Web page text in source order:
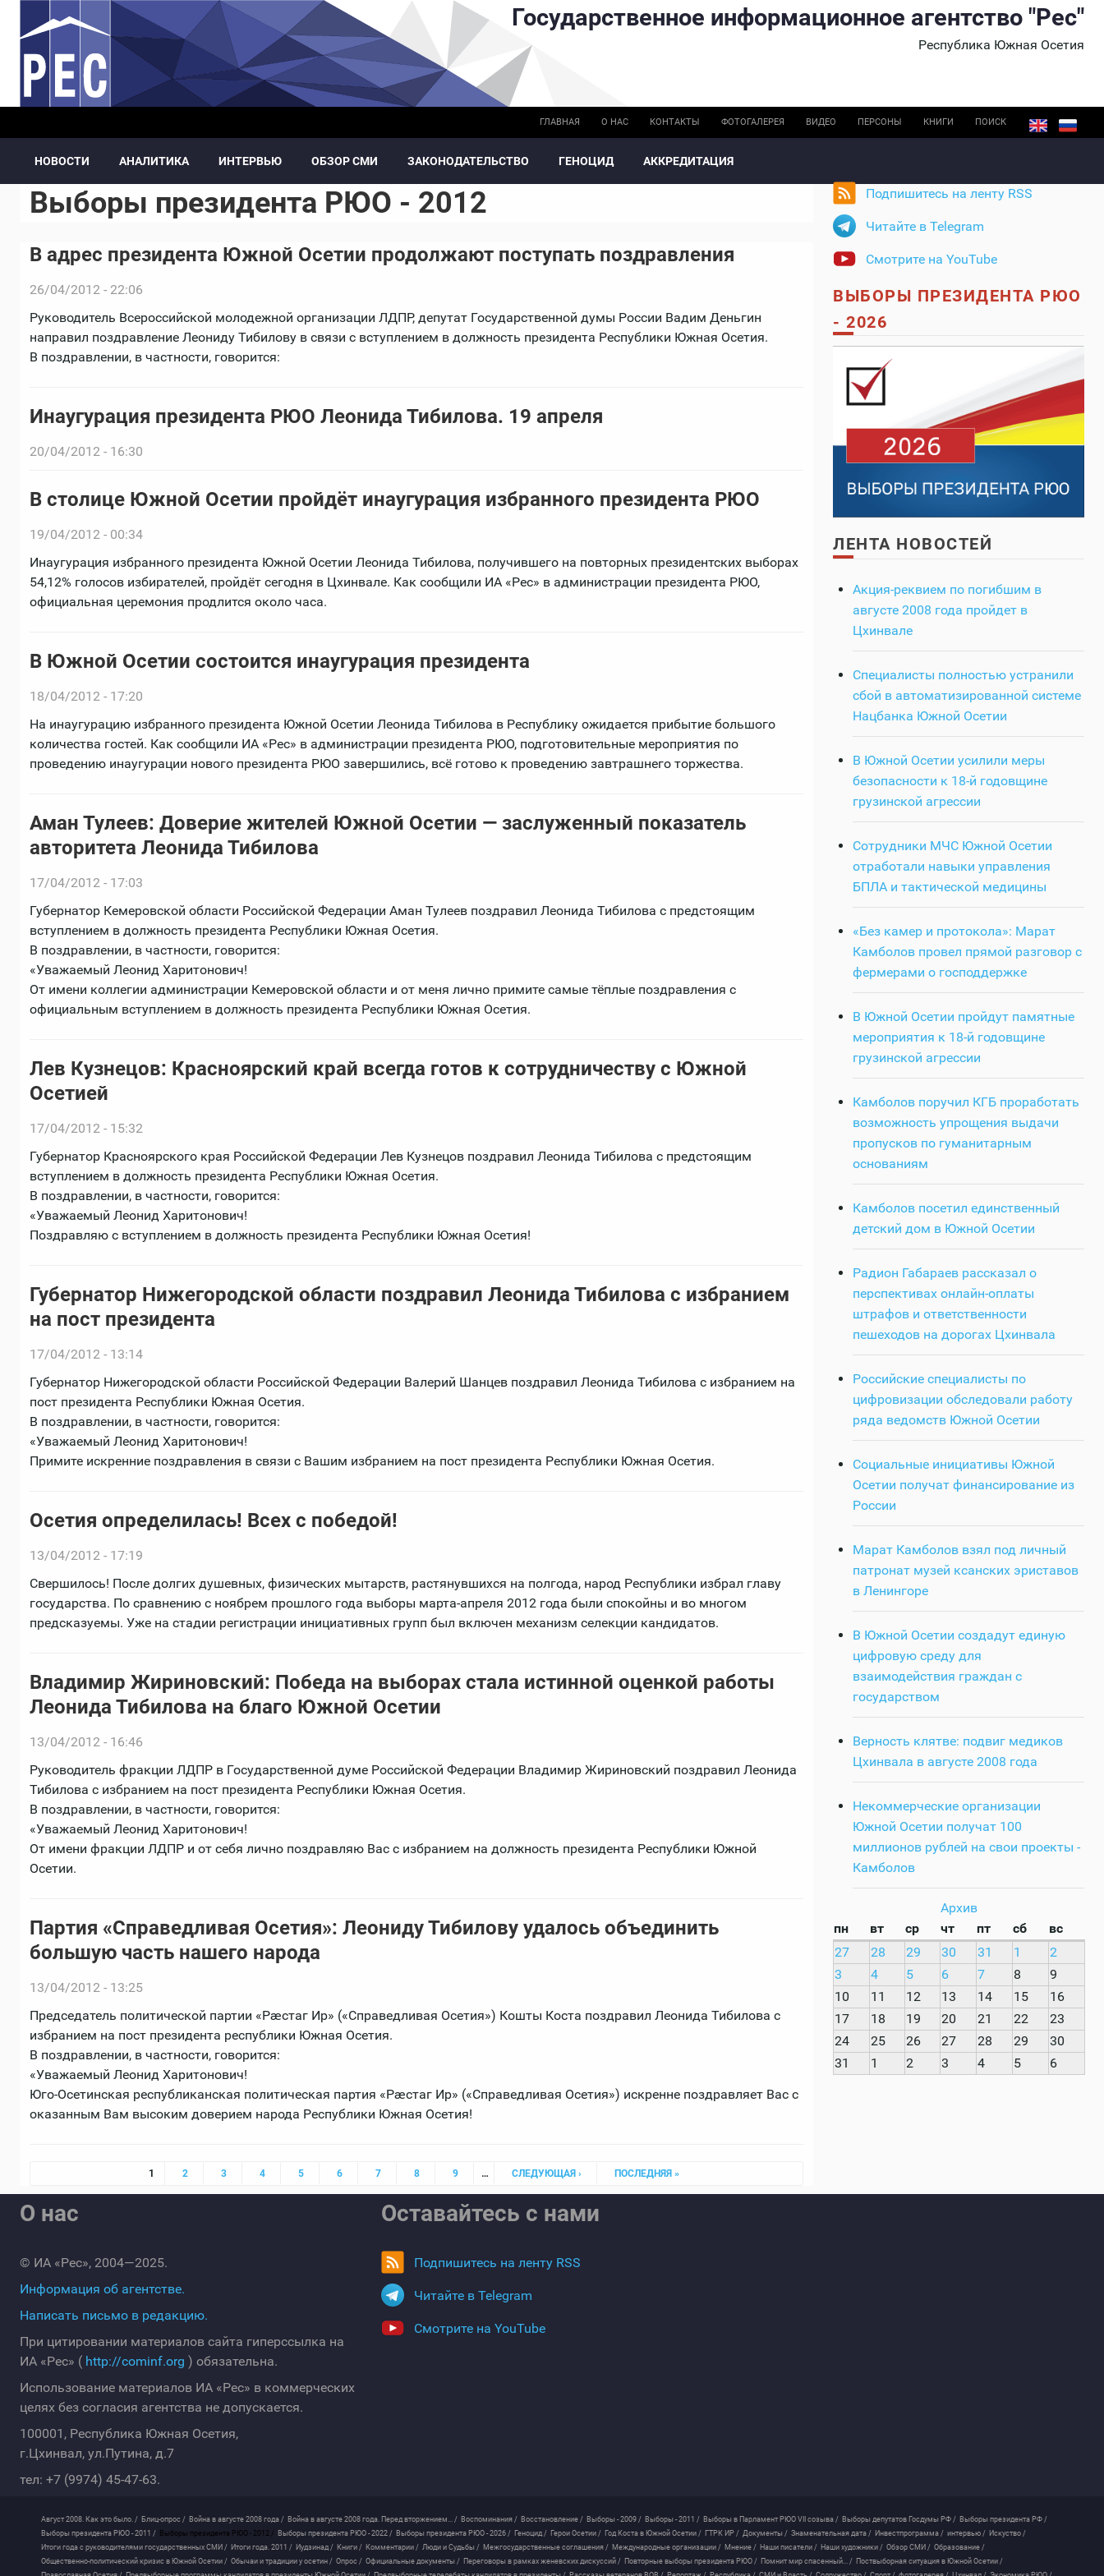
Перейти к основному содержанию Государственное информационное агентство "Рес"
Республика Южная Осетия
ГЛАВНАЯ О НАС КОНТАКТЫ ФОТОГАЛЕРЕЯ ВИДЕО ПЕРСОНЫ КНИГИ ПОИСК
НОВОСТИ АНАЛИТИКА ИНТЕРВЬЮ ОБЗОР СМИ ЗАКОНОДАТЕЛЬСТВО ГЕНОЦИД АККРЕДИТАЦИЯ
Выборы президента РЮО - 2012
В адрес президента Южной Осетии продолжают поступать поздравления
26/04/2012 - 22:06
Руководитель Всероссийской молодежной организации ЛДПР, депутат Государственной думы России Вадим Деньгин
направил поздравление Леониду Тибилову в связи с вступлением в должность президента Республики Южная Осетия.
В поздравлении, в частности, говорится:
Инаугурация президента РЮО Леонида Тибилова. 19 апреля
20/04/2012 - 16:30
В столице Южной Осетии пройдёт инаугурация избранного президента РЮО
19/04/2012 - 00:34
Инаугурация избранного президента Южной Осетии Леонида Тибилова, получившего на повторных президентских выборах
54,12% голосов избирателей, пройдёт сегодня в Цхинвале. Как сообщили ИА «Рес» в администрации президента РЮО,
официальная церемония продлится около часа.
В Южной Осетии состоится инаугурация президента
18/04/2012 - 17:20
На инаугурацию избранного президента Южной Осетии Леонида Тибилова в Республику ожидается прибытие большого
количества гостей. Как сообщили ИА «Рес» в администрации президента РЮО, подготовительные мероприятия по
проведению инаугурации нового президента РЮО завершились, всё готово к проведению завтрашнего торжества.
Аман Тулеев: Доверие жителей Южной Осетии — заслуженный показатель
авторитета Леонида Тибилова
17/04/2012 - 17:03
Губернатор Кемеровской области Российской Федерации Аман Тулеев поздравил Леонида Тибилова с предстоящим
вступлением в должность президента Республики Южная Осетия.
В поздравлении, в частности, говорится:
«Уважаемый Леонид Харитонович!
От имени коллегии администрации Кемеровской области и от меня лично примите самые тёплые поздравления с
официальным вступлением в должность президента Республики Южная Осетия.
Лев Кузнецов: Красноярский край всегда готов к сотрудничеству с Южной
Осетией
17/04/2012 - 15:32
Губернатор Красноярского края Российской Федерации Лев Кузнецов поздравил Леонида Тибилова с предстоящим
вступлением в должность президента Республики Южная Осетия.
В поздравлении, в частности, говорится:
«Уважаемый Леонид Харитонович!
Поздравляю с вступлением в должность президента Республики Южная Осетия!
Губернатор Нижегородской области поздравил Леонида Тибилова с избранием
на пост президента
17/04/2012 - 13:14
Губернатор Нижегородской области Российской Федерации Валерий Шанцев поздравил Леонида Тибилова с избранием на
пост президента Республики Южная Осетия.
В поздравлении, в частности, говорится:
«Уважаемый Леонид Харитонович!
Примите искренние поздравления в связи с Вашим избранием на пост президента Республики Южная Осетия.
Осетия определилась! Всех с победой!
13/04/2012 - 17:19
Свершилось! После долгих душевных, физических мытарств, растянувшихся на полгода, народ Республики избрал главу
государства. По сравнению с ноябрем прошлого года выборы марта-апреля 2012 года были спокойны и во многом
предсказуемы. Уже на стадии регистрации инициативных групп был включен механизм селекции кандидатов.
Владимир Жириновский: Победа на выборах стала истинной оценкой работы
Леонида Тибилова на благо Южной Осетии
13/04/2012 - 16:46
Руководитель фракции ЛДПР в Государственной думе Российской Федерации Владимир Жириновский поздравил Леонида
Тибилова с избранием на пост президента Республики Южная Осетия.
В поздравлении, в частности, говорится:
«Уважаемый Леонид Харитонович!
От имени фракции ЛДПР и от себя лично поздравляю Вас с избранием на должность президента Республики Южной
Осетии.
Партия «Справедливая Осетия»: Леониду Тибилову удалось объединить
большую часть нашего народа
13/04/2012 - 13:25
Председатель политической партии «Рæстаг Ир» («Справедливая Осетия») Кошты Коста поздравил Леонида Тибилова с
избранием на пост президента республики Южная Осетия.
В поздравлении, в частности, говорится:
«Уважаемый Леонид Харитонович!
Юго-Осетинская республиканская политическая партия «Рæстаг Ир» («Справедливая Осетия») искренне поздравляет Вас с
оказанным Вам высоким доверием народа Республики Южная Осетия!
1 2 3 4 5 6 7 8 9 … СЛЕДУЮЩАЯ › ПОСЛЕДНЯЯ »
Подпишитесь на ленту RSS
Читайте в Telegram
Смотрите на YouTube
ВЫБОРЫ ПРЕЗИДЕНТА РЮО
- 2026
ЛЕНТА НОВОСТЕЙ
Акция-реквием по погибшим в
августе 2008 года пройдет в
Цхинвале
Специалисты полностью устранили
сбой в автоматизированной системе
Нацбанка Южной Осетии
В Южной Осетии усилили меры
безопасности к 18-й годовщине
грузинской агрессии
Сотрудники МЧС Южной Осетии
отработали навыки управления
БПЛА и тактической медицины
«Без камер и протокола»: Марат
Камболов провел прямой разговор с
фермерами о господдержке
В Южной Осетии пройдут памятные
мероприятия к 18-й годовщине
грузинской агрессии
Камболов поручил КГБ проработать
возможность упрощения выдачи
пропусков по гуманитарным
основаниям
Камболов посетил единственный
детский дом в Южной Осетии
Радион Габараев рассказал о
перспективах онлайн-оплаты
штрафов и ответственности
пешеходов на дорогах Цхинвала
Российские специалисты по
цифровизации обследовали работу
ряда ведомств Южной Осетии
Социальные инициативы Южной
Осетии получат финансирование из
России
Марат Камболов взял под личный
патронат музей ксанских эриставов
в Ленингоре
В Южной Осетии создадут единую
цифровую среду для
взаимодействия граждан с
государством
Верность клятве: подвиг медиков
Цхинвала в августе 2008 года
Некоммерческие организации
Южной Осетии получат 100
миллионов рублей на свои проекты -
Камболов
Архив
пн
вт ср чт пт сб
вс
27
28 29 30 31 1
2
3
4 5 6 7 8
9
10
11 12 13 14 15
16
17
18 19 20 21 22
23
24
25 26 27 28 29
30
31
1 2 3 4 5 6
О нас
© ИА «Рес», 2004—2025.
Информация об агентстве.
Написать письмо в редакцию.
При цитировании материалов сайта гиперссылка на
ИА «Рес» ( http://cominf.org ) обязательна.
Использование материалов ИА «Рес» в коммерческих
целях без согласия агентства не допускается.
100001, Республика Южная Осетия,
г.Цхинвал, ул.Путина, д.7
тел: +7 (9974) 45-47-63.
Оставайтесь с нами
Подпишитесь на ленту RSS
Читайте в Telegram
Смотрите на YouTube
Август 2008. Как это было. / Блиц-опрос / Война в августе 2008 года / Война в августе 2008 года. Перед вторжением... / Воспоминания / Восстановление / Выборы - 2009 / Выборы - 2011 / Выборы в Парламент РЮО VII созыва / Выборы депутатов Госдумы РФ / Выборы президента РФ /
Выборы президента РЮО - 2011 / Выборы президента РЮО - 2012 / Выборы президента РЮО - 2022 / Выборы президента РЮО - 2026 / Геноцид / Герои Осетии / Год Коста в Южной Осетии / ГТРК ИР / Документы / Знаменательная дата / Инвестпрограмма / интервью / Искуство /
Итоги года с руководителями государственных СМИ / Итоги года. 2011 / Иудзинад / Книги / Комментарии / Люди и Судьбы / Межгосударственные соглашения / Международные организации / Мнение / Наши писатели / Наши художники / Обзор СМИ / Образование /
Общественно-политический кризис в Южной Осетии / Обычаи и традиции у осетин / Опрос / Официальные документы / Переговоры в рамках женевских дискуссий / Повторные выборы президента РЮО / Помнит мир спасенный... / Поствыборная ситуация в Южной Осетии /